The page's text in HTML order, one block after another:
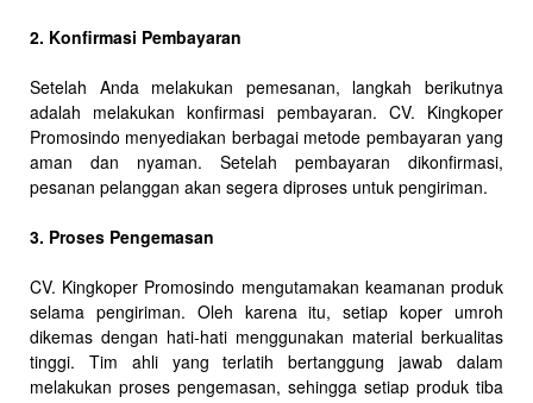
2. Konfirmasi Pembayaran
Setelah Anda melakukan pemesanan, langkah berikutnya
adalah melakukan konfirmasi pembayaran. CV. Kingkoper
Promosindo menyediakan berbagai metode pembayaran yang
aman dan nyaman. Setelah pembayaran dikonfirmasi,
pesanan pelanggan akan segera diproses untuk pengiriman.
3. Proses Pengemasan
CV. Kingkoper Promosindo mengutamakan keamanan produk
selama pengiriman. Oleh karena itu, setiap koper umroh
dikemas dengan hati-hati menggunakan material berkualitas
tinggi. Tim ahli yang terlatih bertanggung jawab dalam
melakukan proses pengemasan, sehingga setiap produk tiba